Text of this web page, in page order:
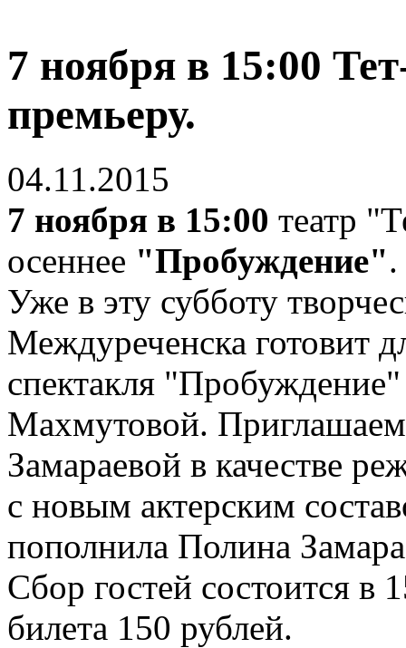
7 ноября в 15:00
премьеру.
04.11.2015
7 ноября в 15:00 театр
осеннее "Пробуждение".
Уже в эту субботу
Междуреченска готовит
спектакля
Махмутовой.
Замараевой в качестве
с новым актерским
пополнила Полина
Сбор гостей состоится
билета 150 рублей.